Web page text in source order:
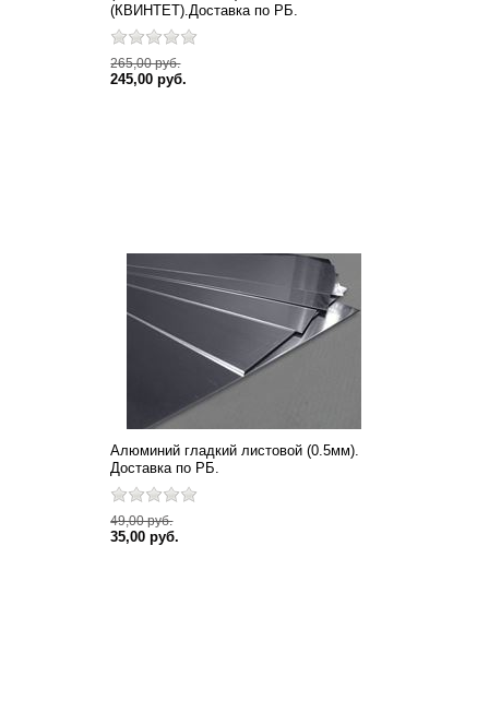
(КВИНТЕТ).Доставка по РБ.
265,00 руб.
245,00 руб.
Алюминий гладкий листовой (0.5мм).
Доставка по РБ.
49,00 руб.
35,00 руб.